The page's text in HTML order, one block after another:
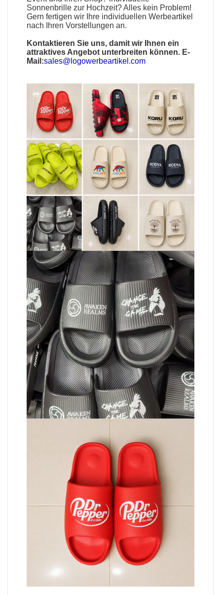
Sonnenbrille zur Hochzeit? Alles kein Problem!
Gern fertigen wir Ihre individuellen Werbeartikel
nach Ihren Vorstellungen an.
Kontaktieren Sie uns, damit wir Ihnen ein
attraktives Angebot unterbreiten können. E-
Mail:sales@logowerbeartikel.com